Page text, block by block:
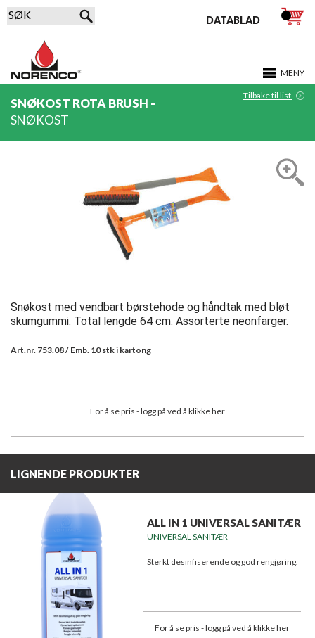
MENY
DATABLAD
SNØKOST ROTA BRUSH -
SNØKOST
Tilbake til list
Snøkost med vendbart børstehode og håndtak med bløt
skumgummi. Total lengde 64 cm. Assorterte neonfarger.
Art.nr. 753.08 / Emb. 10 stk i kartong
For å se pris - logg på ved å klikke her
LIGNENDE PRODUKTER
ALL IN 1 UNIVERSAL SANITÆR
UNIVERSAL SANITÆR
Sterkt desinfiserende og god rengjøring.
For å se pris - logg på ved å klikke her